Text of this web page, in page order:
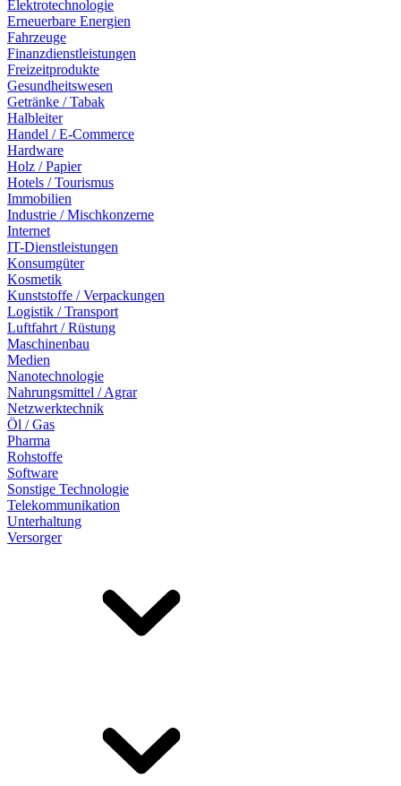
Elektrotechnologie
Erneuerbare Energien
Fahrzeuge
Finanzdienstleistungen
Freizeitprodukte
Gesundheitswesen
Getränke / Tabak
Halbleiter
Handel / E-Commerce
Hardware
Holz / Papier
Hotels / Tourismus
Immobilien
Industrie / Mischkonzerne
Internet
IT-Dienstleistungen
Konsumgüter
Kosmetik
Kunststoffe / Verpackungen
Logistik / Transport
Luftfahrt / Rüstung
Maschinenbau
Medien
Nanotechnologie
Nahrungsmittel / Agrar
Netzwerktechnik
Öl / Gas
Pharma
Rohstoffe
Software
Sonstige Technologie
Telekommunikation
Unterhaltung
Versorger